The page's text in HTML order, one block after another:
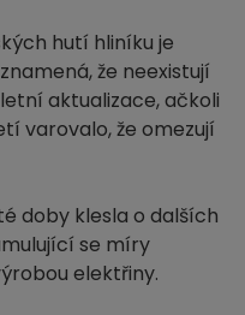
hutí hliníku je
že neexistují
aktualizace, ačkoli
varovalo, že omezují
doby klesla o dalších
se míry
elektřiny.